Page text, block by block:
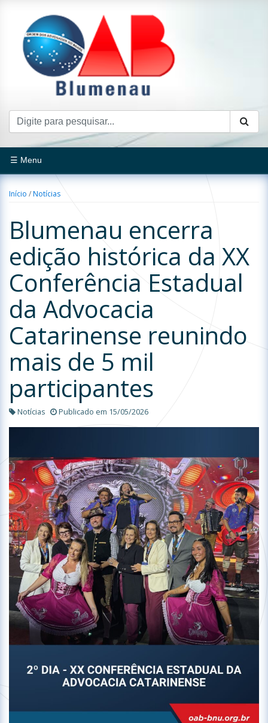
☰ Menu
Início /Notícias
Blumenau encerra
edição histórica da XX
Conferência Estadual
da Advocacia
Catarinense reunindo
mais de 5 mil
participantes
Notícias Publicado em 15/05/2026